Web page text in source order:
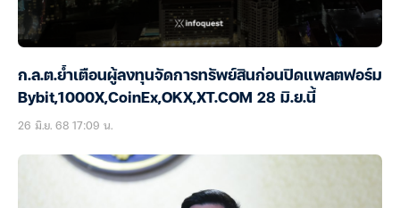
ก.ล.ต.ย้ำเตือนผู้ลงทุนจัดการทรัพย์สินก่อนปิดแพลตฟอร์ม
Bybit,1000X,CoinEx,OKX,XT.COM 28 มิ.ย.นี้
26 มิ.ย. 68 17:09 น.